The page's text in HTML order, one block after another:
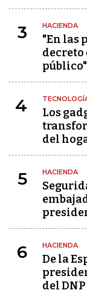
3 HACIENDA
"En las
decreto
público"
4
Los
del
5 HACIENDA
6 HACIENDA
De la
del DNP